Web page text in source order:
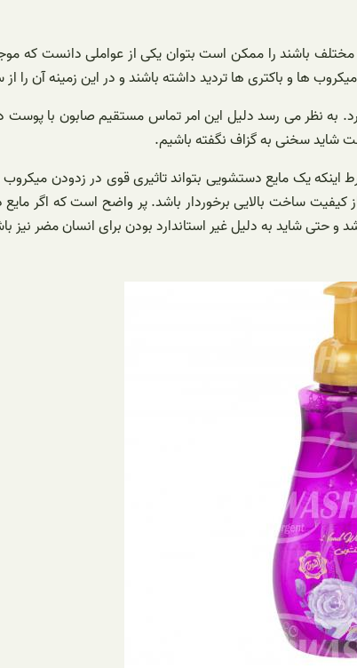
مختلف باشند را ممکن است بتوان یکی از عواملی دانست
ها و باکتری ها تردید داشته باشند و در این زمینه آن را
به نظر می رسد دلیل این امر تماس مستقیم صابون با
شاید سخنی به گزاف نگفته باشیم.
اینکه یک مایع دستشویی بتواند تاثیری قوی در زدودن
ساخت بالایی برخوردار باشد. پر واضح است که اگر
و حتی شاید به دلیل غیر استاندارد بودن برای انسان مضر نیز